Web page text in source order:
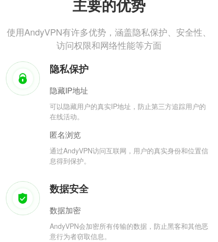
主要的优势
使用AndyVPN有许多优势，涵盖隐私保护、安全性、
访问权限和网络性能等方面
隐私保护
隐藏IP地址
可以隐藏用户的真实IP地址，防止第三方追踪用户的
在线活动。
匿名浏览
通过AndyVPN访问互联网，用户的真实身份和位置信
息得到保护。
数据安全
数据加密
AndyVPN会加密所有传输的数据，防止黑客和其他恶
意行为者窃取信息。